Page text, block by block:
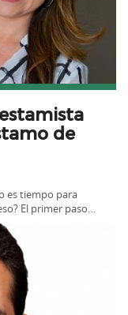
de
es tiempo para
El primer paso…